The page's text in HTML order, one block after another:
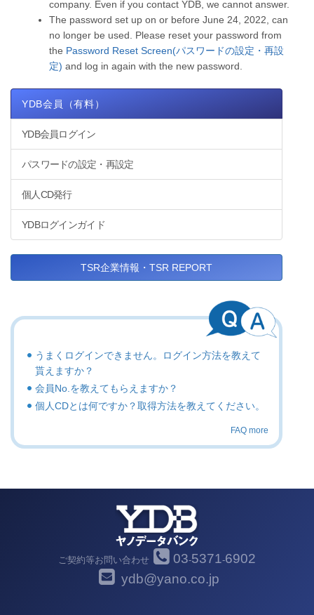
company. Even if you contact YDB, we cannot answer.
The password set up on or before June 24, 2022, can
no longer be used. Please reset your password from
the Password Reset Screen(パスワードの設定・再設
定) and log in again with the new password.
YDB会員（有料）
YDB会員ログイン
パスワードの設定・再設定
個人CD発行
YDBログインガイド
TSR企業情報・TSR REPORT
うまくログインできません。ログイン方法を教えて
貰えますか？
会員No.を教えてもらえますか？
個人CDとは何ですか？取得方法を教えてください。
FAQ more
ご契約等お問い合わせ 03-5371-6902
ydb@yano.co.jp